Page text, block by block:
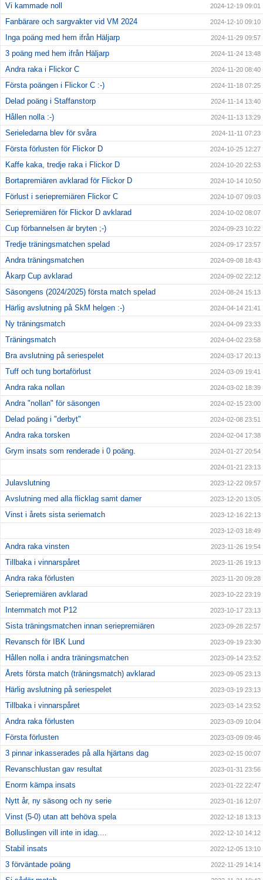
Vi kammade noll 2024-12-19 09:01
Fanbärare och sargvakter vid VM 2024 2024-12-10 09:10
Inga poäng med hem ifrån Häljarp 2024-11-29 09:57
3 poäng med hem ifrån Häljarp 2024-11-24 13:48
Andra raka i Flickor C 2024-11-20 08:40
Första poängen i Flickor C :-) 2024-11-18 07:25
Delad poäng i Staffanstorp 2024-11-14 13:40
Hållen nolla :-) 2024-11-13 13:29
Serieledarna blev för svåra 2024-11-11 07:23
Första förlusten för Flickor D 2024-10-25 12:27
Kaffe kaka, tredje raka i Flickor D 2024-10-20 22:53
Bortapremiären avklarad för Flickor D 2024-10-14 10:50
Förlust i seriepremiären Flickor C 2024-10-07 09:03
Seriepremiären för Flickor D avklarad 2024-10-02 08:07
Cup förbannelsen är bryten ;-) 2024-09-23 10:22
Tredje träningsmatchen spelad 2024-09-17 23:57
Andra träningsmatchen 2024-09-08 18:43
Åkarp Cup avklarad 2024-09-02 22:12
Säsongens (2024/2025) första match spelad 2024-08-24 15:13
Härlig avslutning på SkM helgen :-) 2024-04-14 21:41
Ny träningsmatch 2024-04-09 23:33
Träningsmatch 2024-04-02 23:58
Bra avslutning på seriespelet 2024-03-17 20:13
Tuff och tung bortaförlust 2024-03-09 19:41
Andra raka nollan 2024-03-02 18:39
Andra "nollan" för säsongen 2024-02-15 23:00
Delad poäng i "derbyt" 2024-02-08 23:51
Andra raka torsken 2024-02-04 17:38
Grym insats som renderade i 0 poäng. 2024-01-27 20:54
2024-01-21 23:13
Julavslutning 2023-12-22 09:57
Avslutning med alla flicklag samt damer 2023-12-20 13:05
Vinst i årets sista seriematch 2023-12-16 22:13
2023-12-03 18:49
Andra raka vinsten 2023-11-26 19:54
Tillbaka i vinnarspåret 2023-11-26 19:13
Andra raka förlusten 2023-11-20 09:28
Seriepremiären avklarad 2023-10-22 23:19
Internmatch mot P12 2023-10-17 23:13
Sista träningsmatchen innan seriepremiären 2023-09-28 22:57
Revansch för IBK Lund 2023-09-19 23:30
Hållen nolla i andra träningsmatchen 2023-09-14 23:52
Årets första match (träningsmatch) avklarad 2023-09-05 23:13
Härlig avslutning på seriespelet 2023-03-19 23:13
Tillbaka i vinnarspåret 2023-03-14 23:52
Andra raka förlusten 2023-03-09 10:04
Första förlusten 2023-03-09 09:46
3 pinnar inkasserades på alla hjärtans dag 2023-02-15 00:07
Revanschlustan gav resultat 2023-01-31 23:56
Enorm kämpa insats 2023-01-22 22:47
Nytt år, ny säsong och ny serie 2023-01-16 12:07
Vinst (5-0) utan att behöva spela 2022-12-18 13:13
Bolluslingen vill inte in idag.... 2022-12-10 14:12
Stabil insats 2022-12-05 13:10
3 förväntade poäng 2022-11-29 14:14